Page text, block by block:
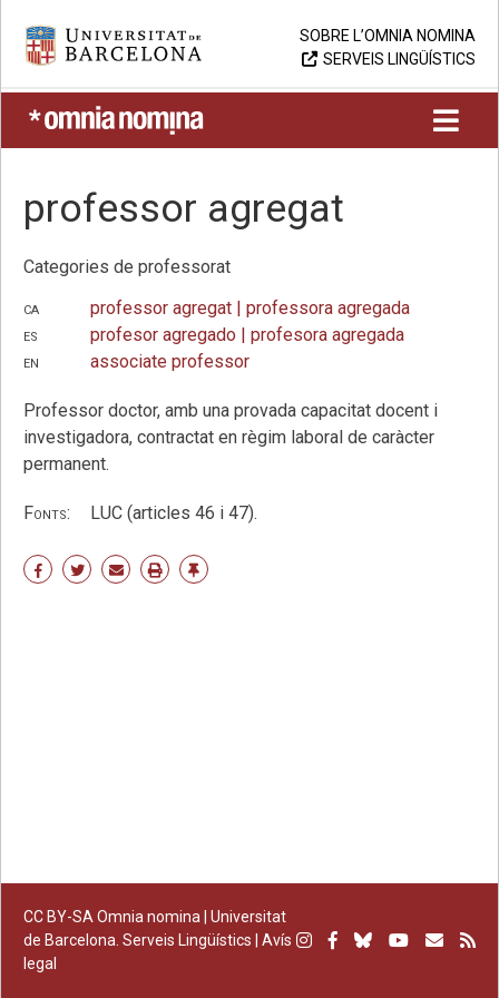
content
Universitat de Barcelona
SOBRE L’OMNIA NOMINA
SERVEIS LINGÜÍSTICS
UB > Omnia nomina
professor agregat
Categories de professorat
ca
professor agregat | professora agregada
es
profesor agregado | profesora agregada
en
associate professor
Professor doctor, amb una provada capacitat docent i
investigadora, contractat en règim laboral de caràcter
permanent.
Fonts: LUC (articles 46 i 47).
Share ShareSharePrint Enllaç
CC BY-SA Omnia nomina | Universitat
de Barcelona. Serveis Lingüístics
Avís
legal
Instagram
Facebook
BlueskyYoutube